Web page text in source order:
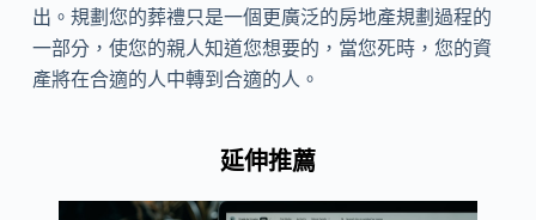
出。規劃您的葬禮只是一個更廣泛的房地產規劃過程的
一部分，使您的親人知道您想要的，當您死時，您的資
產將在合適的人中轉到合適的人。
延伸推薦